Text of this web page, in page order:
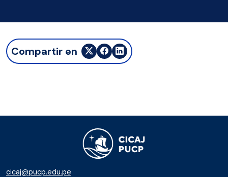
Compartir en
cicaj@pucp.edu.pe